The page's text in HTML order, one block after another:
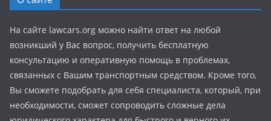
На сайте lawcars.org можно найти ответ на любой
возникший у Вас вопрос, получить бесплатную
консультацию и оперативную помощь в проблемах,
связанных с Вашим транспортным средством. Кроме того,
Вы сможете подобрать для себя специалиста, который, при
необходимости, сможет сопроводить сложные дела